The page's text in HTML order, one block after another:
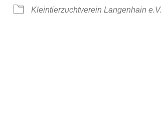
Kleintierzuchtverein Langenhain e.V.